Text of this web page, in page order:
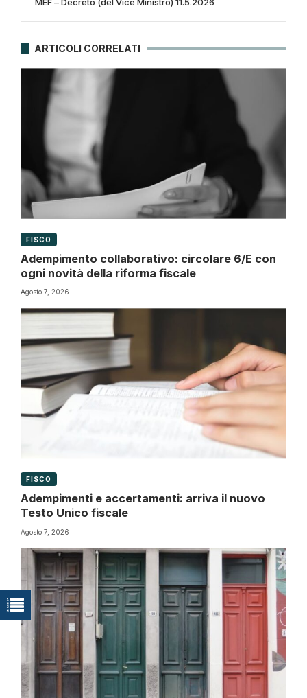
ARTICOLI CORRELATI
FISCO
Adempimento collaborativo: circolare 6/E con
ogni novità della riforma fiscale
Agosto 7, 2026
FISCO
Adempimenti e accertamenti: arriva il nuovo
Testo Unico fiscale
Agosto 7, 2026